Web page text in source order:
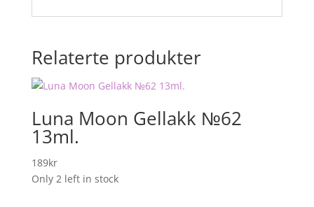
Relaterte produkter
Luna Moon Gellakk №62
13ml.
189kr
Only 2 left in stock